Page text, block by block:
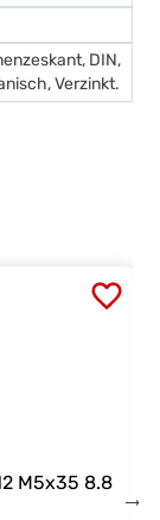
DIN,
Verzinkt.
M5x35 8.8